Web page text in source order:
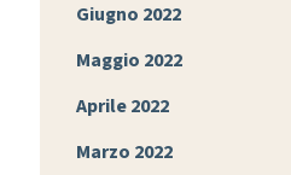
Giugno 2022
Maggio 2022
Aprile 2022
Marzo 2022